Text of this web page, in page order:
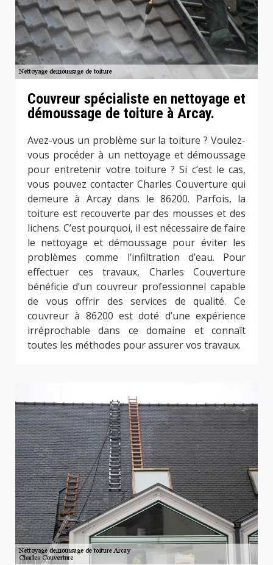
Couvreur spécialiste en nettoyage et
démoussage de toiture à Arcay.
Avez-vous un problème sur la toiture ? Voulez-
vous procéder à un nettoyage et démoussage
pour entretenir votre toiture ? Si c’est le cas,
vous pouvez contacter Charles Couverture qui
demeure à Arcay dans le 86200. Parfois, la
toiture est recouverte par des mousses et des
lichens. C’est pourquoi, il est nécessaire de faire
le nettoyage et démoussage pour éviter les
problèmes comme l’infiltration d’eau. Pour
effectuer ces travaux, Charles Couverture
bénéficie d’un couvreur professionnel capable
de vous offrir des services de qualité. Ce
couvreur à 86200 est doté d’une expérience
irréprochable dans ce domaine et connaît
toutes les méthodes pour assurer vos travaux.